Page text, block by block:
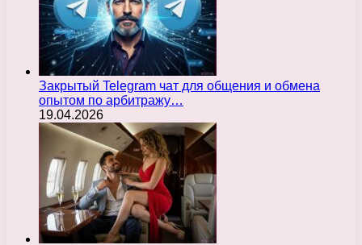
Закрытый Telegram чат для общения и обмена
опытом по арбитражу…
19.04.2026